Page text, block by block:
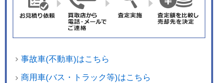
する「Ultrafabricsポリウレタン」を取り揃えてい
る。 電動化に対応する新設計のPTA「Premium Tr
ansverse Architecture」を採用、ホイールベース
ッグルームがトランクルームが拡張し、タブレッ
トやバッグ、ペットボトルなどを収納するのに十
事故車(不動車)はこちら
商用車(バス・トラック等)はこちら